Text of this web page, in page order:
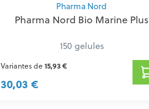
Pharma Nord
Pharma Nord Bio Marine Plus
150 gelules
Variantes de15,93 €
30,03 €